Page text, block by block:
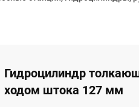
Гидроцилиндр
ходом штока 127 мм